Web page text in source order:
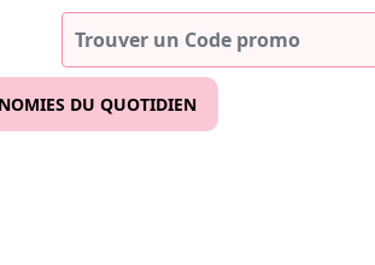
DU QUOTIDIEN